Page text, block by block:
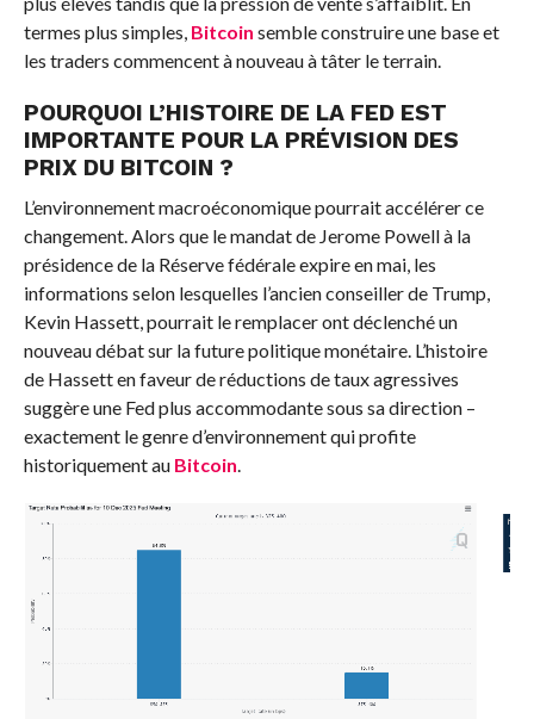
termes plus simples, Bitcoin semble construire une base et
les traders commencent à nouveau à tâter le terrain.
POURQUOI L’HISTOIRE DE LA FED EST
IMPORTANTE POUR LA PRÉVISION DES
PRIX DU BITCOIN ?
L’environnement macroéconomique pourrait accélérer ce
changement. Alors que le mandat de Jerome Powell à la
présidence de la Réserve fédérale expire en mai, les
informations selon lesquelles l’ancien conseiller de Trump,
Kevin Hassett, pourrait le remplacer ont déclenché un
nouveau débat sur la future politique monétaire. L’histoire
de Hassett en faveur de réductions de taux agressives
suggère une Fed plus accommodante sous sa direction –
exactement le genre d’environnement qui profite
historiquement au Bitcoin